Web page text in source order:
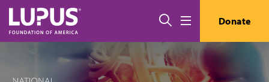
Pasar al contenido principal
Buscar Donate